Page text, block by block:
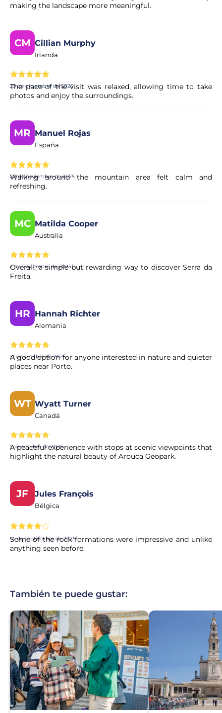
making the landscape more meaningful.
CM Cillian Murphy
Irlanda
29 de diciembre de 2025
The pace of the visit was relaxed, allowing time to take
photos and enjoy the surroundings.
MR Manuel Rojas
España
20 de noviembre de 2025
Walking around the mountain area felt calm and
refreshing.
MC Matilda Cooper
Australia
2 de noviembre de 2025
Overall, a simple but rewarding way to discover Serra da
Freita.
HR Hannah Richter
Alemania
13 de octubre de 2025
A good option for anyone interested in nature and quieter
places near Porto.
WT Wyatt Turner
Canadá
1 de octubre de 2025
A peaceful experience with stops at scenic viewpoints that
highlight the natural beauty of Arouca Geopark.
JF Jules François
Bélgica
14 de septiembre de 2025
Some of the rock formations were impressive and unlike
anything seen before.
También te puede gustar: